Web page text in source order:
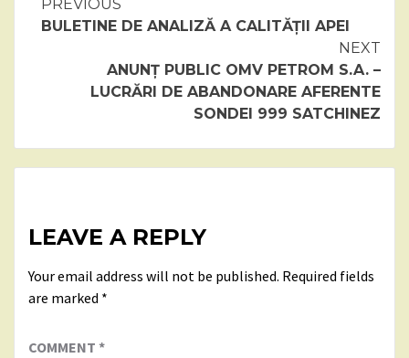
Continue
PREVIOUS
BULETINE DE ANALIZĂ A CALITĂȚII APEI
NEXT
ANUNȚ PUBLIC OMV PETROM S.A. –
LUCRĂRI DE ABANDONARE AFERENTE
SONDEI 999 SATCHINEZ
LEAVE A REPLY
Your email address will not be published. Required fields
are marked *
COMMENT *